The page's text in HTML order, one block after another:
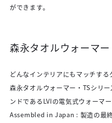
ができます。
森永タオルウォーマ
どんなインテリアにもマッチする
森永タオルウォーマー・TSシリ
ンドであるLVIの電気式ウォーマ
Assembled in Japan : 製造の最